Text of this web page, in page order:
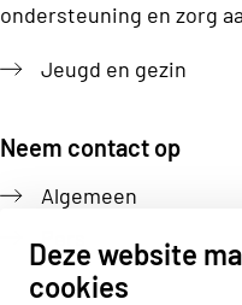
Deze website
cookies
ondersteuning en zorg
Jeugd en gezin
Neem contact op
Algemeen
Pers